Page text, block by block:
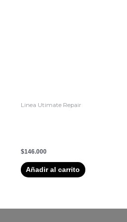
Linea Utimate Repair
$146.000
Añadir al carrito